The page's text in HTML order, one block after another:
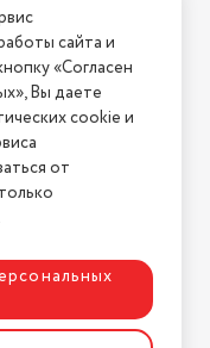
нам
У нас есть всё!
сайта и
«Согласен
Вы даете
cookie и
от